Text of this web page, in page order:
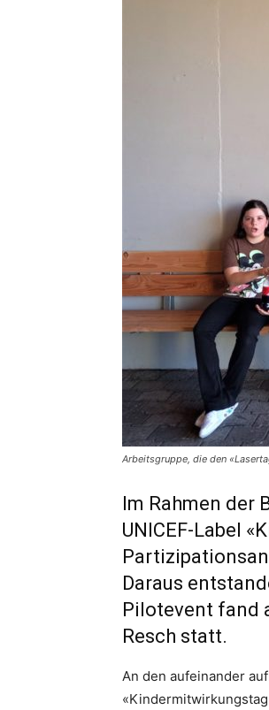
Arbeitsgruppe, die den
Im Rahmen der
UNICEF-Label
Daraus
Pilotevent fand
Resch statt.
An den aufeinander